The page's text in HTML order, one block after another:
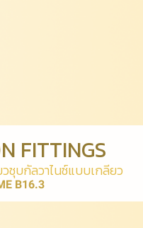
FITTINGS
วชุบกัลวาไนซ์แบบเกลียว
B16.3